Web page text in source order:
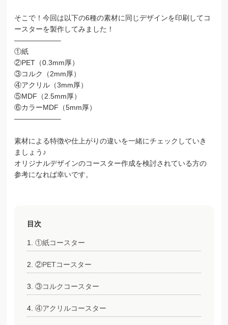
そこで！今回は以下の6種の素材に同じデザインを印刷してコ
ースターを製作してみました！
——————–
①紙
②PET（0.3mm厚）
③コルク（2mm厚）
④アクリル（3mm厚）
⑤MDF（2.5mm厚）
⑥カラーMDF（5mm厚）
——————–
素材による特徴や仕上がりの違いを一緒にチェックしていき
ましょう♪
オリジナルデザインのコースター作成を検討されている方の
参考になれば幸いです。
目次
①紙コースター
②PETコースター
③コルクコースター
④アクリルコースター